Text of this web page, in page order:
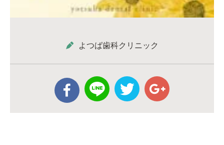
よつば歯科クリニック